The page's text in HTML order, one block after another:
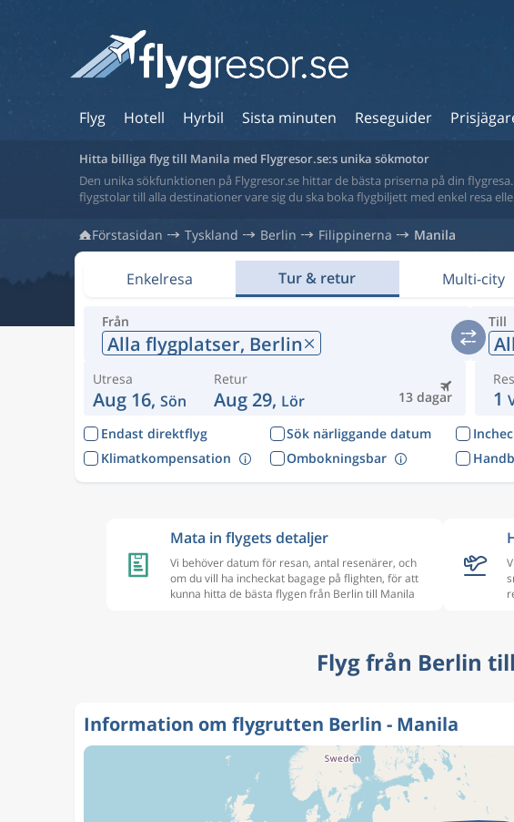
Flyg Hotell Hyrbil Sista minuten Reseguider
Hitta billiga flyg till Manila med Flygresor.se:s unika sökmotor
Den unika sökfunktionen på Flygresor.se hittar de bästa priserna på din
flygstolar till alla destinationer vare sig du ska boka flygbiljett med enkel resa
Förstasidan Tyskland Berlin Filippinerna Manila
Enkelresa Tur & retur Multi-city
Från
Alla flygplatser, Berlin
Till
Utresa
Aug 16, Sön 13 dagar
Retur
Aug 29, Lör 1
Endast direktflyg Sök närliggande datum
Klimatkompensation
Ombokningsbar
Mata in flygets detaljer
Vi behöver datum för resan, antal resenärer, och
om du vill ha incheckat bagage på flighten, för att
kunna hitta de bästa flygen från Berlin till Manila
Flyg från Berlin
Information om flygrutten Berlin - Manila